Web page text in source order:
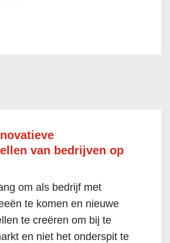
van bedrijven op
om als bedrijf met
te komen en nieuwe
te creëren om bij te
en niet het onderspit te